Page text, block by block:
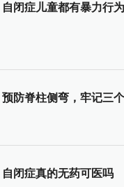
自闭症儿童都有暴力行
预防脊柱侧弯，牢记三
自闭症真的无药可医吗